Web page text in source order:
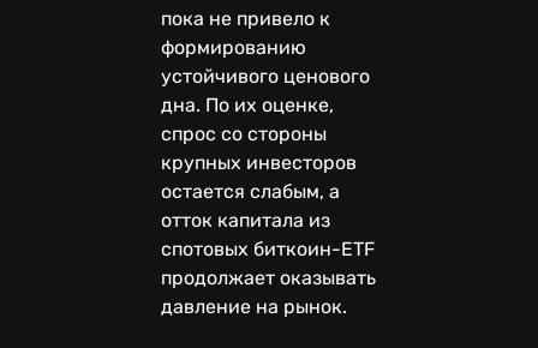
пока не привело к
формированию
устойчивого ценового
дна. По их оценке,
спрос со стороны
крупных инвесторов
остается слабым, а
отток капитала из
спотовых биткоин-ETF
продолжает оказывать
давление на рынок.